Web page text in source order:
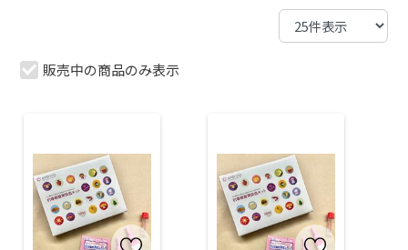
販売中の商品のみ表示